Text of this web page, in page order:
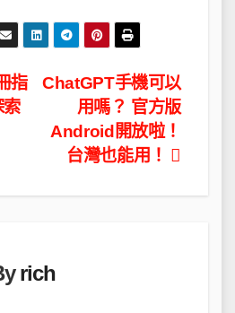
ChatGPT手機可以
用嗎？ 官方版
Android開放啦！
台灣也能用！
指
索
rich